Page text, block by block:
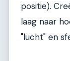
positie).
laag naar
"lucht" en